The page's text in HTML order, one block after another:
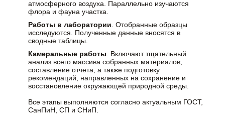
атмосферного воздуха. Параллельно изучаются
флора и фауна участка.
Работы в лаборатории . Отобранные образцы
исследуются. Полученные данные вносятся в
сводные таблицы.
Камеральные работы . Включают тщательный
анализ всего массива собранных материалов,
составление отчета, а также подготовку
рекомендаций, направленных на сохранение и
восстановление окружающей природной среды.
Все этапы выполняются согласно актуальным ГОСТ,
СанПиН, СП и СНиП.